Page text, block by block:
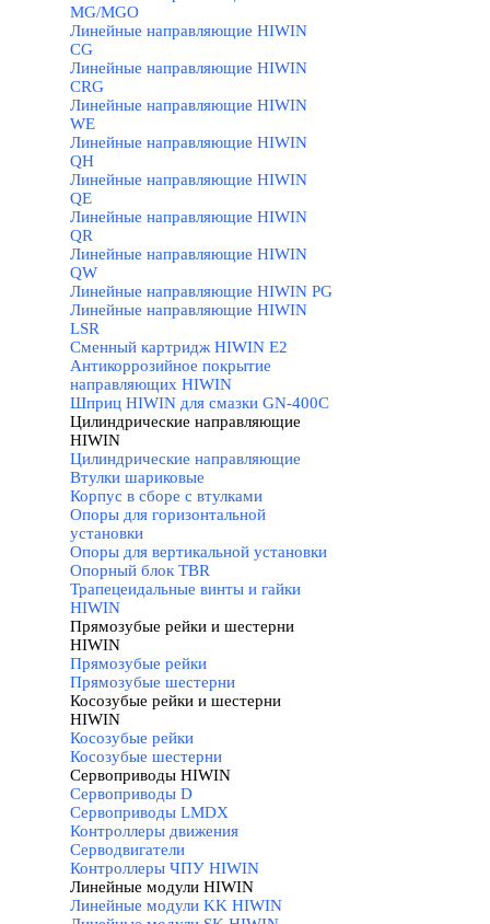
MG/MGO
Линейные направляющие HIWIN
CG
Линейные направляющие HIWIN
CRG
Линейные направляющие HIWIN
WE
Линейные направляющие HIWIN
QH
Линейные направляющие HIWIN
QE
Линейные направляющие HIWIN
QR
Линейные направляющие HIWIN
QW
Линейные направляющие HIWIN PG
Линейные направляющие HIWIN
LSR
Сменный картридж HIWIN E2
Антикоррозийное покрытие
направляющих HIWIN
Шприц HIWIN для смазки GN-400C
Цилиндрические направляющие
HIWIN
Цилиндрические направляющие
Втулки шариковые
Корпус в сборе с втулками
Опоры для горизонтальной
установки
Опоры для вертикальной установки
Опорный блок TBR
Трапецеидальные винты и гайки
HIWIN
Прямозубые рейки и шестерни
HIWIN
Прямозубые рейки
Прямозубые шестерни
Косозубые рейки и шестерни
HIWIN
Косозубые рейки
Косозубые шестерни
Сервоприводы HIWIN
Сервоприводы D
Сервоприводы LMDX
Контроллеры движения
Серводвигатели
Контроллеры ЧПУ HIWIN
Линейные модули HIWIN
Линейные модули KK HIWIN